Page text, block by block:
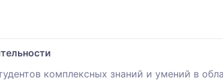
комплексных знаний и умений в